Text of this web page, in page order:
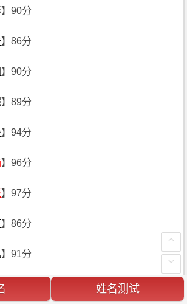
】90分
】86分
】90分
】89分
】94分
】96分
】97分
】86分
】91分
】87分 姓名测试